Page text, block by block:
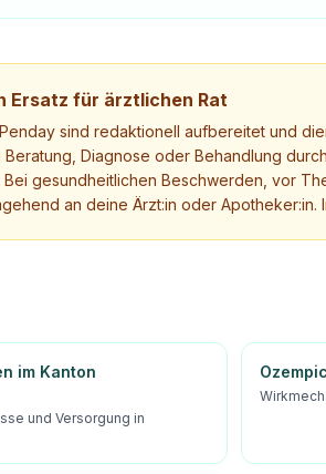
Ersatz für ärztlichen Rat
sind redaktionell aufbereitet und
Diagnose oder Behandlung
Bei gesundheitlichen Beschwerden, vor
an deine Ärzt:in oder Apotheker:in.
im Kanton
und Versorgung in